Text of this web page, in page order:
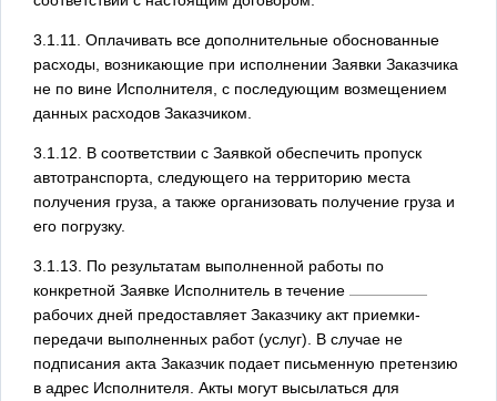
3.1.11. Оплачивать все дополнительные обоснованные
расходы, возникающие при исполнении Заявки Заказчика
не по вине Исполнителя, с последующим возмещением
данных расходов Заказчиком.
3.1.12. В соответствии с Заявкой обеспечить пропуск
автотранспорта, следующего на территорию места
получения груза, а также организовать получение груза и
его погрузку.
3.1.13. По результатам выполненной работы по
конкретной Заявке Исполнитель в течение
рабочих дней предоставляет Заказчику акт приемки-
передачи выполненных работ (услуг). В случае не
подписания акта Заказчик подает письменную претензию
в адрес Исполнителя. Акты могут высылаться для